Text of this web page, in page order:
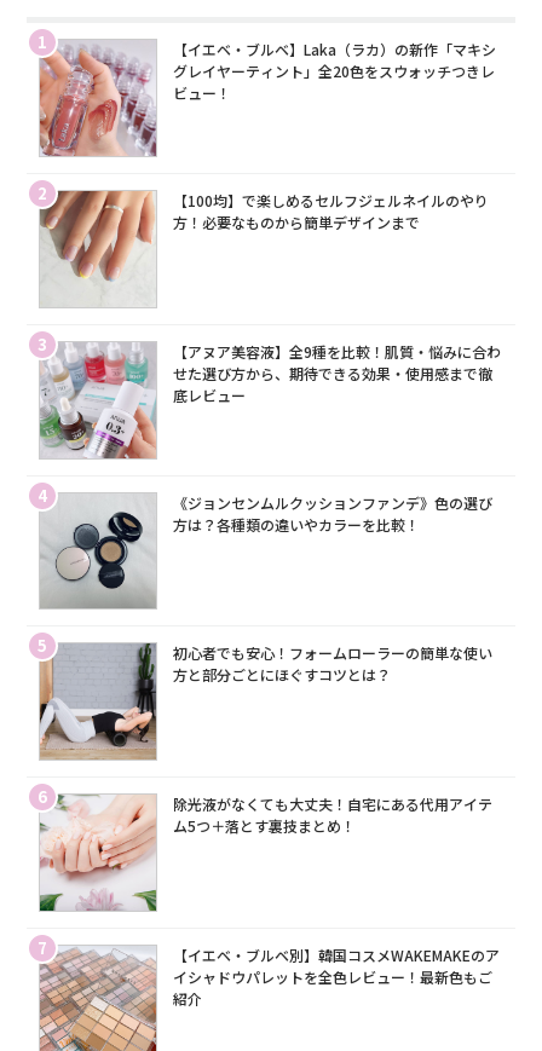
1
【イエベ・ブルベ】Laka（ラカ）の新作「マキシ
グレイヤーティント」全20色をスウォッチつきレ
ビュー！
2
【100均】で楽しめるセルフジェルネイルのやり
方！必要なものから簡単デザインまで
3
【アヌア美容液】全9種を比較！肌質・悩みに合わ
せた選び方から、期待できる効果・使用感まで徹
底レビュー
4
《ジョンセンムルクッションファンデ》色の選び
方は？各種類の違いやカラーを比較！
5
初心者でも安心！フォームローラーの簡単な使い
方と部分ごとにほぐすコツとは？
6
除光液がなくても大丈夫！自宅にある代用アイテ
ム5つ＋落とす裏技まとめ！
7
【イエベ・ブルベ別】韓国コスメWAKEMAKEのア
イシャドウパレットを全色レビュー！最新色もご
紹介